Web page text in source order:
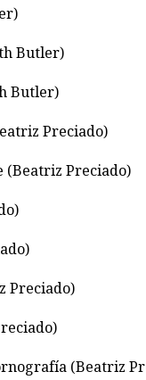
Butler)
Butler)
Preciado)
(Beatriz Preciado)
Preciado)
(Beatriz